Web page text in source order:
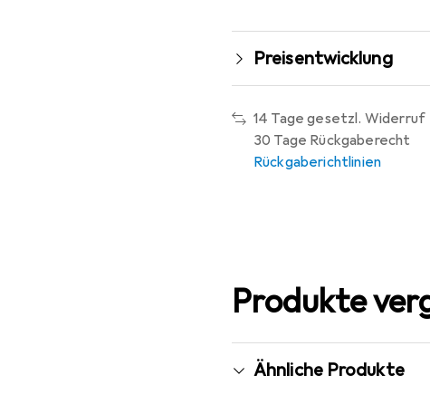
Preisentwicklung
14 Tage gesetzl. Widerruf
30 Tage Rückgaberecht
Rückgaberichtlinien
Produkte
Ähnliche Produkte